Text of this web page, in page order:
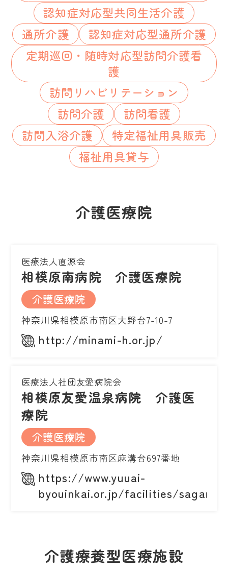
認知症対応型共同生活介護
通所介護
認知症対応型通所介護
定期巡回・随時対応型訪問介護看
護
訪問リハビリテーション
訪問介護
訪問看護
訪問入浴介護
特定福祉用具販売
福祉用具貸与
介護医療院
医療法人直源会
相模原南病院 介護医療院
介護医療院
神奈川県相模原市南区大野台7-10-7
http://minami-h.or.jp/
医療法人社団友愛病院会
相模原友愛温泉病院 介護医
療院
介護医療院
神奈川県相模原市南区麻溝台697番地
https://www.yuuai-
byouinkai.or.jp/facilities/
介護療養型医療施設